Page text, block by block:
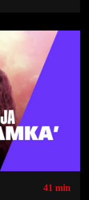
41 min